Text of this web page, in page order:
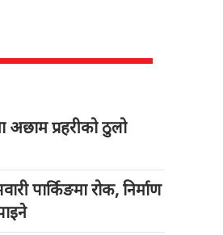
अछाम प्रहरीको ठुलो
पार्किङमा रोक, निर्माण